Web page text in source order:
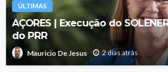
ÚLTIMAS
AÇORES | Execução do
do PRR
Mauricio De Jesus 2 dias atrás